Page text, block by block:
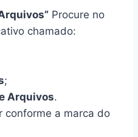
Procure no
chamado:
;
Arquivos.
conforme a marca do